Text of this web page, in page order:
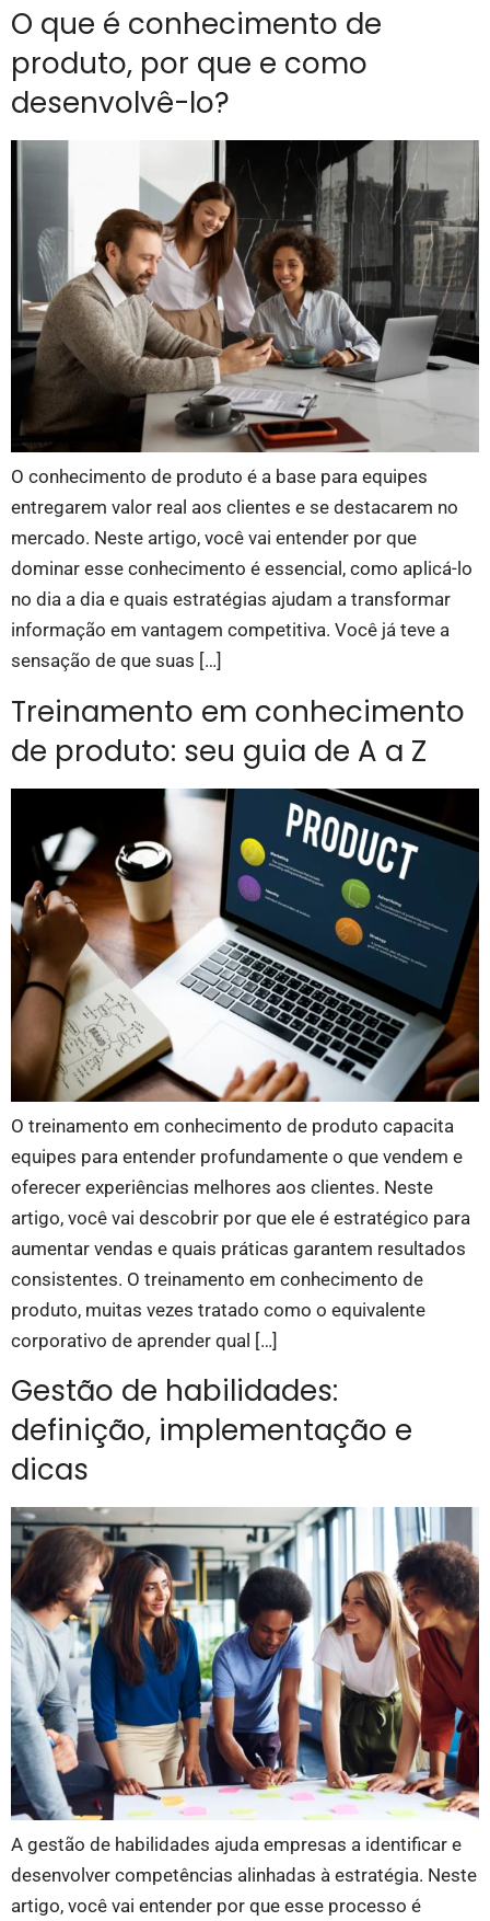
O que é conhecimento de
produto, por que e como
desenvolvê-lo?
O conhecimento de produto é a base para equipes
entregarem valor real aos clientes e se destacarem no
mercado. Neste artigo, você vai entender por que
dominar esse conhecimento é essencial, como aplicá-lo
no dia a dia e quais estratégias ajudam a transformar
informação em vantagem competitiva. Você já teve a
sensação de que suas […]
Treinamento em conhecimento
de produto: seu guia de A a Z
O treinamento em conhecimento de produto capacita
equipes para entender profundamente o que vendem e
oferecer experiências melhores aos clientes. Neste
artigo, você vai descobrir por que ele é estratégico para
aumentar vendas e quais práticas garantem resultados
consistentes. O treinamento em conhecimento de
produto, muitas vezes tratado como o equivalente
corporativo de aprender qual […]
Gestão de habilidades:
definição, implementação e
dicas
A gestão de habilidades ajuda empresas a identificar e
desenvolver competências alinhadas à estratégia. Neste
artigo, você vai entender por que esse processo é